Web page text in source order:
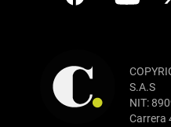
S.A.S
NIT:
Carrera